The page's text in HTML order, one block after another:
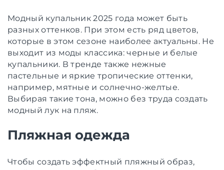
Модный купальник 2025 года может быть
разных оттенков. При этом есть ряд цветов,
которые в этом сезоне наиболее актуальны. Не
выходит из моды классика: черные и белые
купальники. В тренде также нежные
пастельные и яркие тропические оттенки,
например, мятные и солнечно-желтые.
Выбирая такие тона, можно без труда создать
модный лук на пляж.
Пляжная одежда
Чтобы создать эффектный пляжный образ,